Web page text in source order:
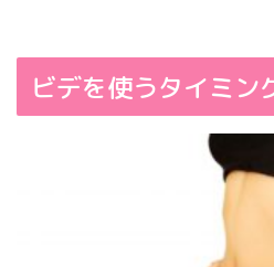
ビデを使うタイミン